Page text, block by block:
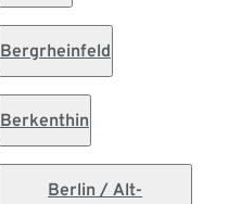
Bergrheinfeld
Berkenthin
Berlin / Alt-